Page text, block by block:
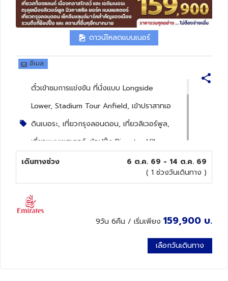
ดาวน์โหลดแบนเนอร์
อีเมล
ตั๋วเข้าชมการแข่งขัน ที่นั่งแบบ Longside
Lower, Stadium Tour Anfield, เข้าปราสาทเอ
ดินเบอระ, เที่ยวกรุงลอนดอน, เที่ยวลิเวอร์พูล,
เที่ยวแมนเชสเตอร์, ช้อปปิ้ง Bicester Village
Outlet
เมืองเอดินเบอระ, ปราสาทเอดินเบอระ, เมืองนิว
คาสเซิล, เมืองยอร์ค, ยอร์คมินสเตอร์, เมืองแมน
เชสเตอร์, สนามโอลด์แทรฟฟอร์ด, เมือง
ฟุตบอล พรีเมียร์ลีกระหว่าง ลิเวอร์พูลพบกับ
เดินทางช่วง
6 ต.ค. 69 - 14 ต.ค. 69
( 1 ช่วงวันเดินทาง )
9วัน 6คืน / เริ่มเพียง 159,900 บ.
เลือกวันเดินทาง
ทัวร์จอร์เจีย
ทัวร์บาหลี
ทัวร์นิวซีแลนด์
ทัวร์ออสเตรเลีย